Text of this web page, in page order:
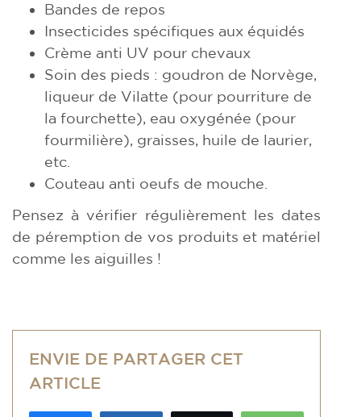
Bandes de repos
Insecticides spécifiques aux équidés
Crème anti UV pour chevaux
Soin des pieds : goudron de Norvège,
liqueur de Vilatte (pour pourriture de
la fourchette), eau oxygénée (pour
fourmilière), graisses, huile de laurier,
etc.
Couteau anti oeufs de mouche.
Pensez à vérifier régulièrement les dates
de péremption de vos produits et matériel
comme les aiguilles !
ENVIE DE PARTAGER CET
ARTICLE